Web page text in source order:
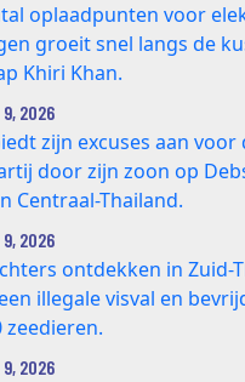
oplaadpunten voor
groeit snel langs de
Khiri Khan.
2026
zijn excuses aan voor
door zijn zoon op
Centraal-Thailand.
2026
ontdekken in Zuid-
illegale visval en
zeedieren.
2026